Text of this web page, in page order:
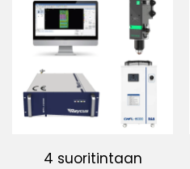
4 suoritintaan